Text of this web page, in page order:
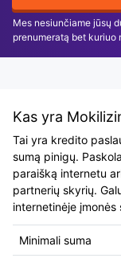
Mes nesiunčiame jūsų
prenumeratą bet kuriuo
Kas yra
Tai yra kredito
sumą pinigų.
paraišką internetu
partnerių skyrių.
internetinėje įmonės
Minimali suma